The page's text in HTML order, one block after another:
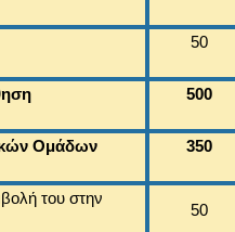
50
500
Ομάδων 350
του στην
50